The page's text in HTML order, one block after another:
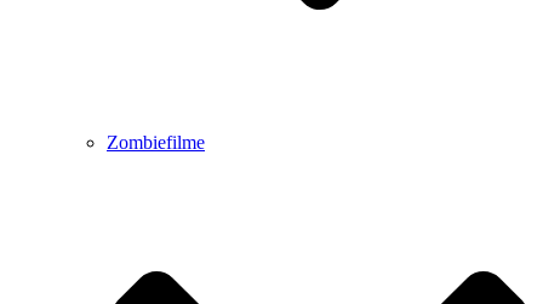
Zombiefilme